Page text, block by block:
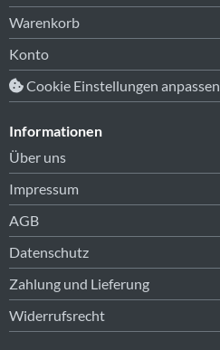
Warenkorb
Konto
Cookie Einstellungen anpassen
Informationen
Über uns
Impressum
AGB
Datenschutz
Zahlung und Lieferung
Widerrufsrecht